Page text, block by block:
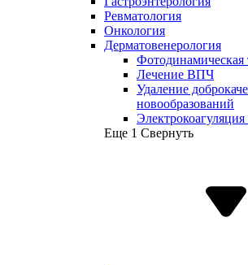
Ревматология
Онкология
Дерматовенерология
Фотодинамическая
Лечение ВПЧ
Удаление
новообразований
Еще 1 Свернуть